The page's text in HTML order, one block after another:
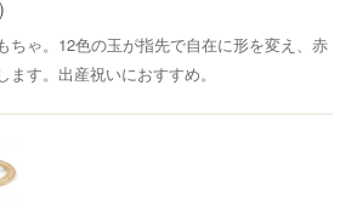
ちゃ。12色の玉が指先で自在に形を変え、赤
す。出産祝いにおすすめ。